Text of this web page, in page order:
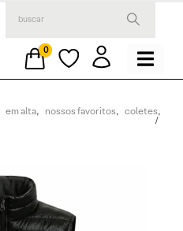
0
em alta, nossos favoritos, coletes,